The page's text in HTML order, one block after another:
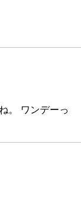
。 ワンデーっ